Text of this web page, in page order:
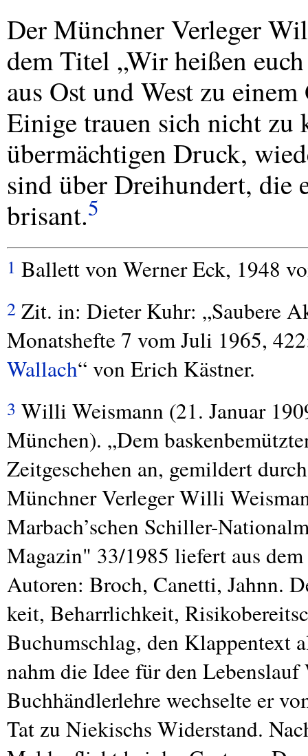
Der Münchner Verleger
dem Titel „Wir heißen
aus Ost und West zu
Einige trauen sich nicht zu
übermächtigen Druck,
sind über Dreihundert, die
brisant.5
1 Ballett von Werner Eck, 1948
2 Zit. in: Dieter Kuhr: „Saubere
Monatshefte 7 vom Juli 1965,
Wallach“ von Erich Kästner.
3 Willi Weismann (21. Januar
München). „Dem
Zeitgeschehen an, gemildert
Münchner Verleger Willi
Marbach’schen Schiller-
Magazin" 33/1985 liefert aus
Autoren: Broch, Canetti, Jahnn.
keit, Beharrlichkeit,
Buchumschlag, den Klappentext
nahm die Idee für den Lebenslauf
Buchhändlerlehre wechselte er
Tat zu Niekischs Widerstand.